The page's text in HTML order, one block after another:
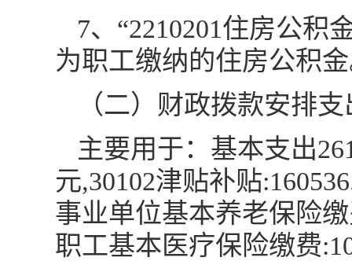
7、“2210201住房公积
为职工缴纳的住房公积
（二）财政拨款安排
主要用于：基本支出
元,30102津贴补贴
事业单位基本养老保险缴
职工基本医疗保险缴费